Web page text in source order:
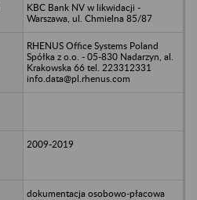
KBC Bank NV w likwidacji -
Warszawa, ul. Chmielna 85/87
RHENUS Office Systems Poland
Spółka z o.o. - 05-830 Nadarzyn, al.
Krakowska 66 tel. 223312331
info.data@pl.rhenus.com
2009-2019
dokumentacja osobowo-płacowa